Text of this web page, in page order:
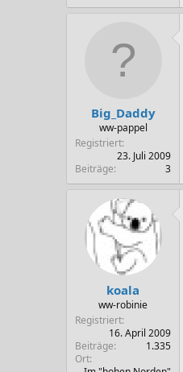
Big_Daddy
ww-pappel
Registriert
23. Juli 2009
Beiträge
3
koala
ww-robinie
Registriert
16. April 2009
Beiträge
1.335
Ort